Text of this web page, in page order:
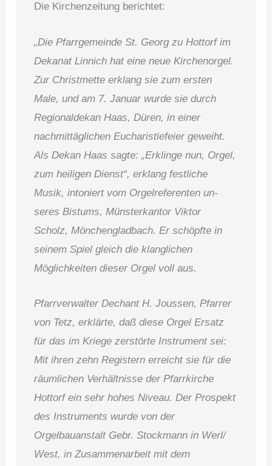
Die Kirchenzeitung berichtet:
„Die Pfarrgemeinde St. Georg zu Hottorf im
Dekanat Linnich hat eine neue Kirchenorgel.
Zur Christmette erklang sie zum ersten
Male, und am 7. Ja­nuar wurde sie durch
Regio­naldekan Haas, Düren, in ei­ner
nachmittäglichen Eucharistiefeier geweiht.
Als Dekan Haas sagte: „Erklinge nun, Orgel,
zum heiligen Dienst“, erklang festliche
Musik, into­niert vom Orgelreferenten un­
seres Bistums, Münsterkantor Viktor
Scholz, Mönchengladbach. Er schöpfte in
seinem Spiel gleich die klanglichen
Möglichkeiten dieser Orgel voll aus.
Pfarrverwalter Dechant H. Joussen, Pfarrer
von Tetz, er­klärte, daß diese Orgel Ersatz
für das im Kriege zerstörte In­strument sei:
Mit ihren zehn Registern erreicht sie für die
räumlichen Verhältnisse der Pfarrkirche
Hottorf ein sehr hohes Niveau. Der Prospekt
des Instruments wurde von der
Orgelbauanstalt Gebr. Stockmann in Werl/
West, in Zusammenarbeit mit dem